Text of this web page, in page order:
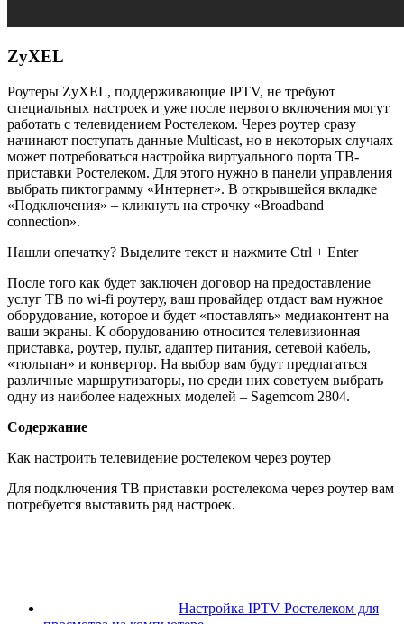
ZyXEL
Роутеры ZyXEL, поддерживающие IPTV, не требуют
специальных настроек и уже после первого включения могут
работать с телевидением Ростелеком. Через роутер сразу
начинают поступать данные Multicast, но в некоторых случаях
может потребоваться настройка виртуального порта ТВ-
приставки Ростелеком. Для этого нужно в панели управления
выбрать пиктограмму «Интернет». В открывшейся вкладке
«Подключения» – кликнуть на строчку «Broadband
connection».
Нашли опечатку? Выделите текст и нажмите Ctrl + Enter
После того как будет заключен договор на предоставление
услуг ТВ по wi-fi роутеру, ваш провайдер отдаст вам нужное
оборудование, которое и будет «поставлять» медиаконтент на
ваши экраны. К оборудованию относится телевизионная
приставка, роутер, пульт, адаптер питания, сетевой кабель,
«тюльпан» и конвертор. На выбор вам будут предлагаться
различные маршрутизаторы, но среди них советуем выбрать
одну из наиболее надежных моделей – Sagemcom 2804.
Содержание
Как настроить телевидение ростелеком через роутер
Для подключения ТВ приставки ростелекома через роутер вам
потребуется выставить ряд настроек.
Настройка IPTV Ростелеком для